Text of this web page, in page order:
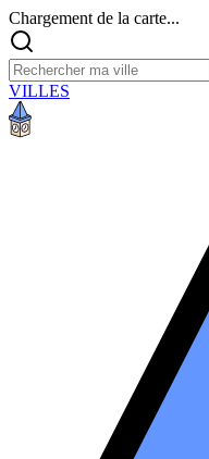
Chargement de la carte...
VILLES